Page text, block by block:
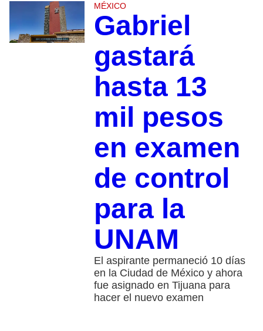
MÉXICO
Gabriel
gastará
hasta 13
mil pesos
en examen
de control
para la
UNAM
El aspirante permaneció 10 días
en la Ciudad de México y ahora
fue asignado en Tijuana para
hacer el nuevo examen